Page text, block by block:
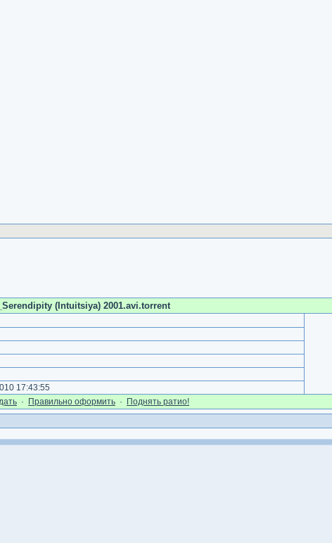
(Intuitsiya) 2001.avi.torrent
17:43:55
· Правильно оформить · Поднять ратио!